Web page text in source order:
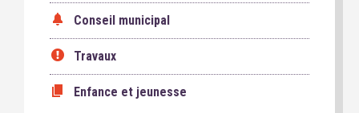
Conseil municipal
Travaux
Enfance et jeunesse